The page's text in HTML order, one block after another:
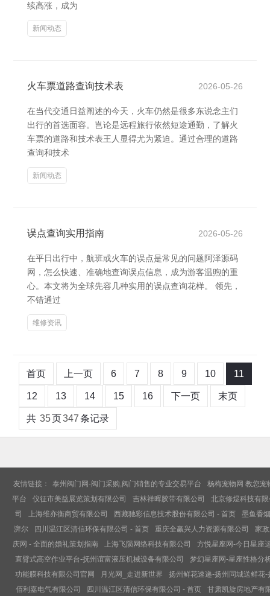
续高涨，成为
新闻动态
火车票道路查询技术表 2026-05-26
在当代交通日益阐述的今天，火车仍然是很多东说念主们
出行的首选面容。岂论是远程旅行依然短途通勤，了解火
车票的道路和技术表王人显得尤为紧迫。通过合理的道路
查询和技术
新闻动态
误点查询实用指南 2026-05-26
在平日出行中，航班或火车的误点是常见的问题阿泽源码
网，怎么快速、准确地查询误点信息，成为游客温煦的重
心。本文将为全球先容几种实用的误点查询花样。 领先，
不错通过
维修资讯
首页 上一页 6 7 8 9 10 11
12 13 14 15 16 下一页 末页
共 35页347条记录
友情链接： 泰州阀门网-阀门采购,阀门销售的专业交易平台
杨梅宠物网 教您宠
平台
仪征市美益展览策划有限公司 吉林祥晖胶带有限公司
北京修煜科技有
司
上海维亦衡商贸有限公司 西藏驰彩信息技术股份有限公司 - 首页
墨鱼香
湃尔
四川温江区清信环保有限公司 - 首页 重庆全赢兴人力资源有限公司
家
庆网 - 全面的婚礼策划指南
上海飞陨网络科技有限公司
方悦星座网-今日星座
直臂式高空作业平台-抚州谊富液压机械设备有限公司
梦幻星座网-星座性格分
功能膜科技有限公司官网
月光网_走进新世界
扬州鲜花速递-扬州同城送鲜花
佰利嘉电气有限公司
四川温江区清信环保有限公司 - 首页 甘肃凯旋房地产有